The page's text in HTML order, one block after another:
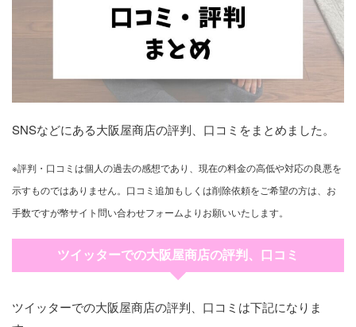
SNSなどにある大阪屋商店の評判、口コミをまとめました。
※評判・口コミは個人の過去の感想であり、現在の料金の高低や対応の良悪を
示すものではありません。口コミ追加もしくは削除依頼をご希望の方は、お
手数ですが幣サイト問い合わせフォームよりお願いいたします。
ツイッターでの大阪屋商店の評判、口コミ
ツイッターでの大阪屋商店の評判、口コミは下記になりま